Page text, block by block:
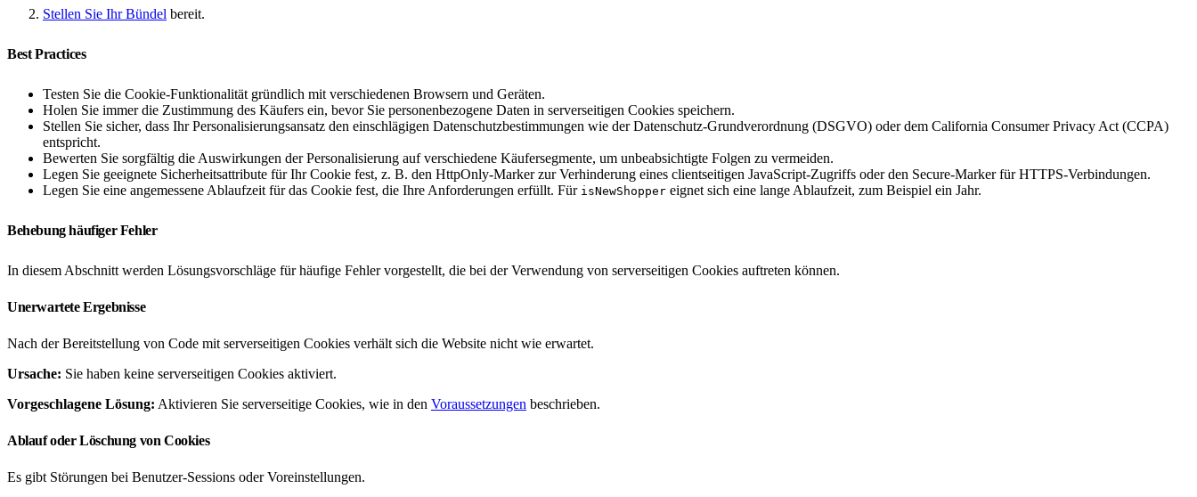
Stellen Sie Ihr Bündel bereit.
Best Practices
Testen Sie die Cookie-Funktionalität gründlich mit verschiedenen Browsern und Geräten.
Holen Sie immer die Zustimmung des Käufers ein, bevor Sie personenbezogene Daten in serverseitigen Cookies speichern.
Stellen Sie sicher, dass Ihr Personalisierungsansatz den einschlägigen Datenschutzbestimmungen wie der Datenschutz-Grundverordnung (DSGVO) oder dem California Consumer Privacy Act (CCPA)
entspricht.
Bewerten Sie sorgfältig die Auswirkungen der Personalisierung auf verschiedene Käufersegmente, um unbeabsichtigte Folgen zu vermeiden.
Legen Sie geeignete Sicherheitsattribute für Ihr Cookie fest, z. B. den HttpOnly-Marker zur Verhinderung eines clientseitigen JavaScript-Zugriffs oder den Secure-Marker für HTTPS-Verbindungen.
Legen Sie eine angemessene Ablaufzeit für das Cookie fest, die Ihre Anforderungen erfüllt. Für isNewShopper eignet sich eine lange Ablaufzeit, zum Beispiel ein Jahr.
Behebung häufiger Fehler
In diesem Abschnitt werden Lösungsvorschläge für häufige Fehler vorgestellt, die bei der Verwendung von serverseitigen Cookies auftreten können.
Unerwartete Ergebnisse
Nach der Bereitstellung von Code mit serverseitigen Cookies verhält sich die Website nicht wie erwartet.
Ursache: Sie haben keine serverseitigen Cookies aktiviert.
Vorgeschlagene Lösung: Aktivieren Sie serverseitige Cookies, wie in den Voraussetzungen beschrieben.
Ablauf oder Löschung von Cookies
Es gibt Störungen bei Benutzer-Sessions oder Voreinstellungen.